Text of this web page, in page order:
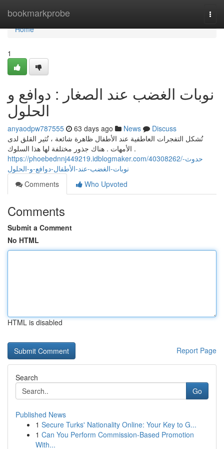
bookmarkprobe
Home
Home
1
نوبات الغضب عند الصغار : دوافع و
الحلول
anyaodpw787555 63 days ago News
Discuss
تُشكل التفجرات العاطفية عند الأطفال ظاهرة شائعة ، تُثير القلق لدى
الأمهات . هناك جذور مختلفة لها هذا السلوك .
https://phoebednnj449219.idblogmaker.com/40308262/حدوث-
نوبات-الغضب-عند-الأطفال-دوافع-و-الحلول
Comments
Who Upvoted
Comments
Submit a Comment
No HTML
HTML is disabled
Report Page
Search
Go
Published News
1 Secure Turks' Nationality Online: Your Key to G...
1 Can You Perform Commission-Based Promotion
With...